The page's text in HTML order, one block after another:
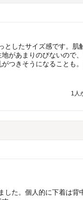
したサイズ感です。肌
があまりのびないので
つきそうになることも
1 人
た。個人的に下着は背